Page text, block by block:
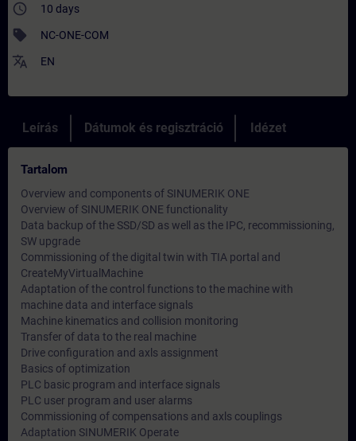
access_time 10 days
sell NC-ONE-COM
translate EN
Leírás Dátumok és regisztráció Idézet
Tartalom
Overview and components of SINUMERIK ONE
Overview of SINUMERIK ONE functionality
Data backup of the SSD/SD as well as the IPC, recommissioning,
SW upgrade
Commissioning of the digital twin with TIA portal and
CreateMyVirtualMachine
Adaptation of the control functions to the machine with
machine data and interface signals
Machine kinematics and collision monitoring
Transfer of data to the real machine
Drive configuration and axls assignment
Basics of optimization
PLC basic program and interface signals
PLC user program and user alarms
Commissioning of compensations and axls couplings
Adaptation SINUMERIK Operate